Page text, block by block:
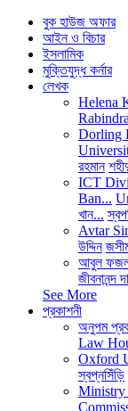
বুক হাউজ অফার
আইন ও বিচার
ইসলামিক
মুক্তিযুদ্ধ কর্নার
লেখক
Helena
Dorling
রহমান
ICT
Ban...
খান...
Avtar
উদ্দিন
আবুল
জীবনানন্দ
See More
প্রকাশনী
অনুপম
Law
Oxford
স্বপ্নসিঁড়ি
Ministry